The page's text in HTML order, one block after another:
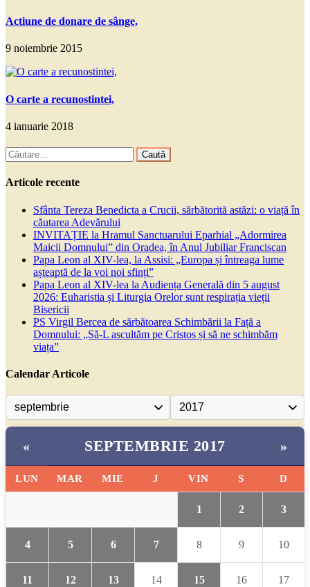
Actiune de donare de sânge,
9 noiembrie 2015
O carte a recunostintei,
4 ianuarie 2018
Caută
după:
Articole recente
Sfânta Tereza Benedicta a Crucii, sărbătorită astăzi: o viață în
căutarea Adevărului
INVITAȚIE la Hramul Sanctuarului Eparhial „Adormirea
Maicii Domnului” din Oradea, în Anul Jubiliar Franciscan
Papa Leon al XIV-lea, la Assisi: „Europa și întreaga lume
așteaptă de la voi noi sfinți”
Papa Leon al XIV-lea la Audiența Generală din 5 august
2026: Euharistia și Liturgia Orelor sunt respirația vieții
Bisericii
PS Virgil Bercea de sărbătoarea Schimbării la Față a
Domnului: „Să-L ascultăm pe Cristos și să ne schimbăm
viața”
Calendar Articole
« SEPTEMBRIE 2017 »
LUN MAR MIE J VIN S D
1 2 3
4 5 6 7 8 9 10
11 12 13 14 15 16 17